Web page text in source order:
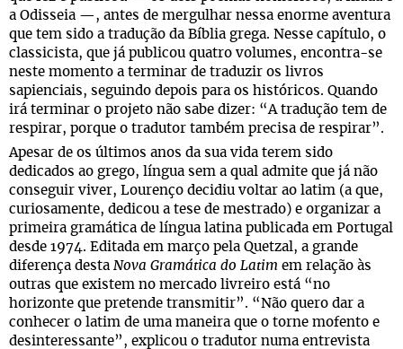
a Odisseia —, antes de mergulhar nessa enorme aventura
que tem sido a tradução da Bíblia grega. Nesse capítulo, o
classicista, que já publicou quatro volumes, encontra-se
neste momento a terminar de traduzir os livros
sapienciais, seguindo depois para os históricos. Quando
irá terminar o projeto não sabe dizer: “A tradução tem de
respirar, porque o tradutor também precisa de respirar”.
Apesar de os últimos anos da sua vida terem sido
dedicados ao grego, língua sem a qual admite que já não
conseguir viver, Lourenço decidiu voltar ao latim (a que,
curiosamente, dedicou a tese de mestrado) e organizar a
primeira gramática de língua latina publicada em Portugal
desde 1974. Editada em março pela Quetzal, a grande
diferença desta Nova Gramática do Latim em relação às
outras que existem no mercado livreiro está “no
horizonte que pretende transmitir”. “Não quero dar a
conhecer o latim de uma maneira que o torne mofento e
desinteressante”, explicou o tradutor numa entrevista